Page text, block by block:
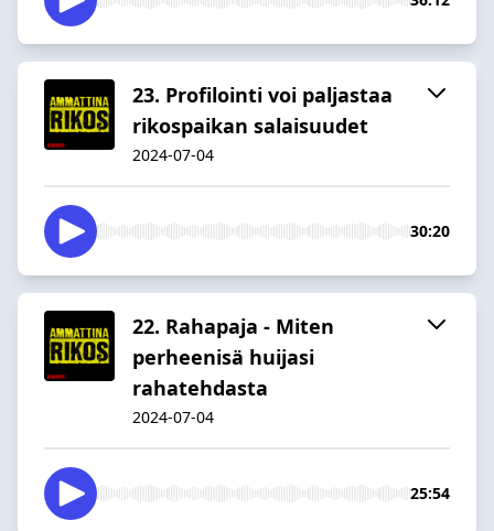
23. Profilointi voi paljastaa
rikospaikan salaisuudet
2024-07-04
30:20
22. Rahapaja - Miten
perheenisä huijasi
rahatehdasta
2024-07-04
25:54